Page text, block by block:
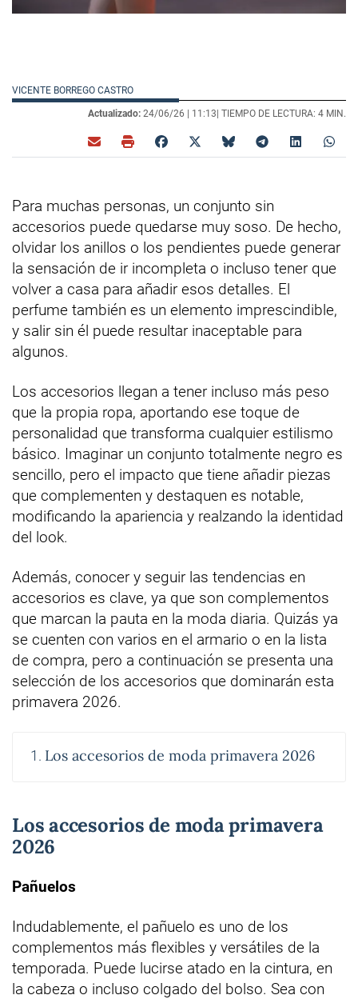
VICENTE BORREGO CASTRO
Actualizado: 24/06/26 | 11:13| TIEMPO DE LECTURA: 4 MIN.
Para muchas personas, un conjunto sin
accesorios puede quedarse muy soso. De hecho,
olvidar los anillos o los pendientes puede generar
la sensación de ir incompleta o incluso tener que
volver a casa para añadir esos detalles. El
perfume también es un elemento imprescindible,
y salir sin él puede resultar inaceptable para
algunos.
Los accesorios llegan a tener incluso más peso
que la propia ropa, aportando ese toque de
personalidad que transforma cualquier estilismo
básico. Imaginar un conjunto totalmente negro es
sencillo, pero el impacto que tiene añadir piezas
que complementen y destaquen es notable,
modificando la apariencia y realzando la identidad
del look.
Además, conocer y seguir las tendencias en
accesorios es clave, ya que son complementos
que marcan la pauta en la moda diaria. Quizás ya
se cuenten con varios en el armario o en la lista
de compra, pero a continuación se presenta una
selección de los accesorios que dominarán esta
primavera 2026.
Los accesorios de moda primavera 2026
Los accesorios de moda primavera
2026
Pañuelos
Indudablemente, el pañuelo es uno de los
complementos más flexibles y versátiles de la
temporada. Puede lucirse atado en la cintura, en
la cabeza o incluso colgado del bolso. Sea con